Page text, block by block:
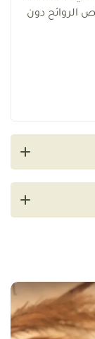
الروائح دون